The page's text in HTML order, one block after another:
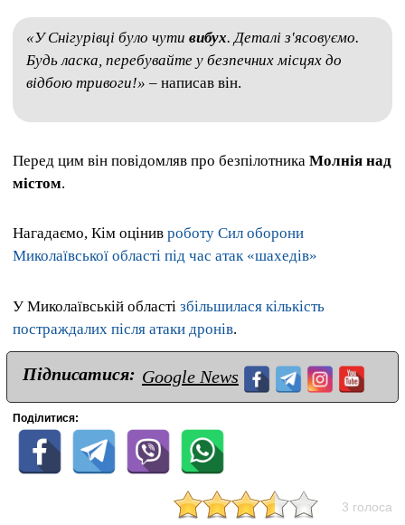
«У Снігурівці було чути вибух. Деталі з'ясовуємо.
Будь ласка, перебувайте у безпечних місцях до
відбою тривоги!» – написав він.
Перед цим він повідомляв про безпілотника Молнія над
містом.
Нагадаємо, Кім оцінив роботу Сил оборони
Миколаївської області під час атак «шахедів»
У Миколаївській області збільшилася кількість
постраждалих після атаки дронів.
Підписатися: Google News
Поділитися:
3 голоса